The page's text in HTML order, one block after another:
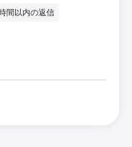
間以内の返信